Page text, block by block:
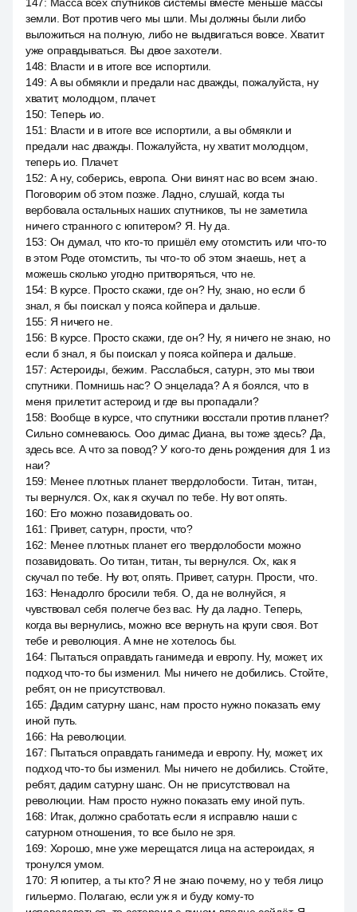
земли. Вот против чего мы шли. Мы должны были либо
выложиться на полную, либо не выдвигаться вовсе. Хватит
уже оправдываться. Вы двое захотели.
148: Власти и в итоге все испортили.
149: А вы обмякли и предали нас дважды, пожалуйста, ну
хватит, молодцом, плачет.
150: Теперь ио.
151 : Власти и в итоге все испортили, а вы обмякли и
предали нас дважды. Пожалуйста, ну хватит молодцом,
теперь ио. Плачет.
152: А ну, соберись, европа. Они винят нас во всем знаю.
Поговорим об этом позже. Ладно, слушай, когда ты
вербовала остальных наших спутников, ты не заметила
ничего странного с юпитером? Я. Ну да.
153: Он думал, что кто-то пришёл ему отомстить или что-то
в этом Роде отомстить, ты что-то об этом знаешь, нет, a
можешь сколько угодно притворяться, что не.
154: В курсе. Просто скажи, где он? Ну, знаю, но если б
знал, я бы поискал у пояса койпера и дальше.
155: Я ничего не.
156: В курсе. Просто скажи, где он? Ну, я ничего не знаю, но
если б знал, я бы поискал у пояса койпера и дальше.
157: Астероиды, бежим. Расслабься, сатурн, это мы твои
спутники. Помнишь нас? О энцелада? А я боялся, что в
меня прилетит астероид и где вы пропадали?
158: Вообще в курсе, что спутники восстали против планет?
Сильно сомневаюсь. Ооо димас Диана, вы тоже здесь? Да,
здесь все. А что за повод? У кого-то день рождения для 1 из
наи?
159: Менее плотных планет твердолобости. Титан, титан,
ты вернулся. Ох, как я скучал по тебе. Ну вот опять.
160: Его можно позавидовать оо.
161 : Привет, сатурн, прости, что?
162: Менее плотных планет его твердолобости можно
позавидовать. Оо титан, титан, ты вернулся. Ох, как я
скучал по тебе. Ну вот, опять. Привет, сатурн. Прости, что.
163: Ненадолго бросили тебя. О, да не волнуйся, я
чувствовал себя полегче без вас. Ну да ладно. Теперь,
когда вы вернулись, можно все вернуть на круги своя. Вот
тебе и революция. А мне не хотелось бы.
164: Пытаться оправдать ганимеда и европу. Ну, может, их
подход что-то бы изменил. Мы ничего не добились. Стойте,
ребят, он не присутствовал.
165: Дадим сатурну шанс, нам просто нужно показать ему
иной путь.
166: На революции.
167: Пытаться оправдать ганимеда и европу. Ну, может, их
подход что-то бы изменил. Мы ничего не добились. Стойте,
ребят, дадим сатурну шанс. Он не присутствовал на
революции. Нам просто нужно показать ему иной путь.
168: Итак, должно сработать если я исправлю наши с
сатурном отношения, то все было не зря.
169: Хорошо, мне уже мерещатся лица на астероидах, я
тронулся умом.
170: Я юпитер, а ты кто? Я не знаю почему, но у тебя лицо
гильермо. Полагаю, если уж я и буду кому-то